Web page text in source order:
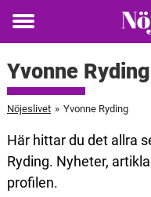
Toggle
Yvonne Ryding
Nöjeslivet » Yvonne Ryding
Här hittar du det allra
Ryding. Nyheter,
profilen.